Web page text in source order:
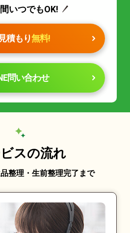
いつでもOK!
積もり無料!
問い合わせ
スの流れ
整理・生前整理完了まで